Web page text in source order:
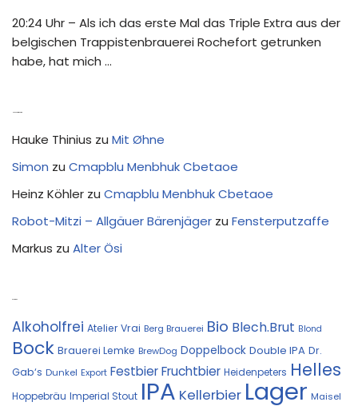
20:24 Uhr – Als ich das erste Mal das Triple Extra aus der
belgischen Trappistenbrauerei Rochefort getrunken
habe, hat mich …
Hauke Thinius zu Mit Øhne
Simon zu Cmapblu Menbhuk Cbetaoe
Heinz Köhler zu Cmapblu Menbhuk Cbetaoe
Robot-Mitzi – Allgäuer Bärenjäger zu Fensterputzaffe
Markus zu Alter Ösi
Alkoholfrei Atelier Vrai Berg Brauerei Bio Blech.Brut Blond
Bock Brauerei Lemke BrewDog Doppelbock Double IPA Dr.
Gab‘s Dunkel Export FestbierFruchtbier Heidenpeters Helles
Hoppebräu Imperial Stout IPA Kellerbier Lager Maisel